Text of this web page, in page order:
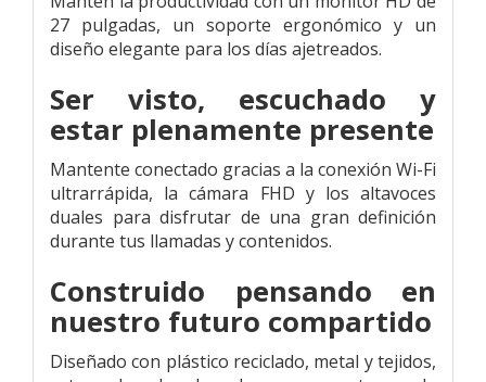
27 pulgadas, un soporte ergonómico y un
diseño elegante para los días ajetreados.
Ser visto, escuchado y
estar plenamente presente
Mantente conectado gracias a la conexión Wi-Fi
ultrarrápida, la cámara FHD y los altavoces
duales para disfrutar de una gran definición
durante tus llamadas y contenidos.
Construido pensando en
nuestro futuro compartido
Diseñado con plástico reciclado, metal y tejidos,